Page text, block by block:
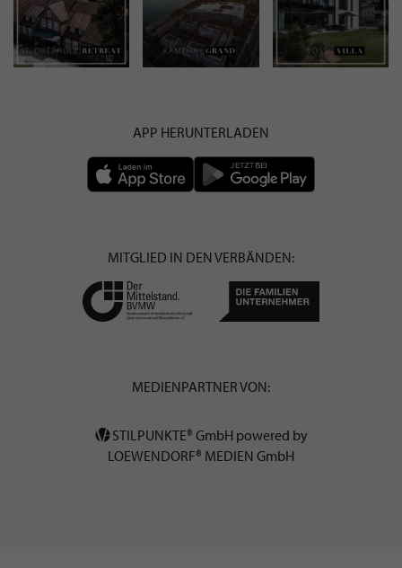
APP HERUNTERLADEN
MITGLIED IN DEN VERBÄNDEN:
MEDIENPARTNER VON:
STILPUNKTE® GmbH powered by
LOEWENDORF® MEDIEN GmbH